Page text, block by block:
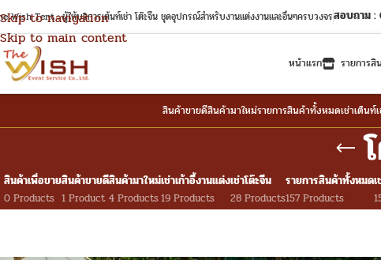
Skip to navigation
Skip to main content
Wish Tent : ผู้ให้บริการเต้นท์เช่า โต๊ะจีน ชุดอุปกรณ์สำหรับงานแต่งงานและอื่นๆครบวงจรสอบถาม
หน้าแรก รายการ
สินค้าขายดีสินค้ามาใหม่รายการสินค้าทั้งหมดเช่าเต็นท์
สินค้าเพื่อขาย
0 Products
สินค้าขายดี
1 Product
สินค้ามาใหม่
4 Products
เช่าเก้าอี้งานแต่ง
19 Products
เช่าโต๊ะจีน
28 Products
รายการสินค้าทั้งหมด
157 Products